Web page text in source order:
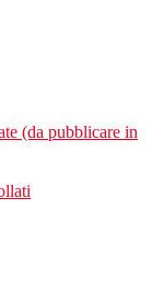
(da pubblicare in